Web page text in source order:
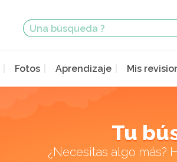
Fotos Aprendizaje Mis
Tu
¿Necesitas algo más?